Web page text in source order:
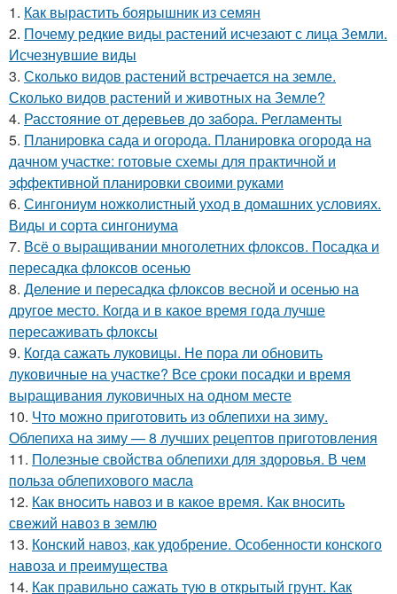
1. Как вырастить боярышник из семян
2. Почему редкие виды растений исчезают с лица Земли.
Исчезнувшие виды
3. Сколько видов растений встречается на земле.
Сколько видов растений и животных на Земле?
4. Расстояние от деревьев до забора. Регламенты
5. Планировка сада и огорода. Планировка огорода на
дачном участке: готовые схемы для практичной и
эффективной планировки своими руками
6. Сингониум ножколистный уход в домашних условиях.
Виды и сорта сингониума
7. Всё о выращивании многолетних флоксов. Посадка и
пересадка флоксов осенью
8. Деление и пересадка флоксов весной и осенью на
другое место. Когда и в какое время года лучше
пересаживать флоксы
9. Когда сажать луковицы. Не пора ли обновить
луковичные на участке? Все сроки посадки и время
выращивания луковичных на одном месте
10. Что можно приготовить из облепихи на зиму.
Облепиха на зиму — 8 лучших рецептов приготовления
11. Полезные свойства облепихи для здоровья. В чем
польза облепихового масла
12. Как вносить навоз и в какое время. Как вносить
свежий навоз в землю
13. Конский навоз, как удобрение. Особенности конского
навоза и преимущества
14. Как правильно сажать тую в открытый грунт. Как